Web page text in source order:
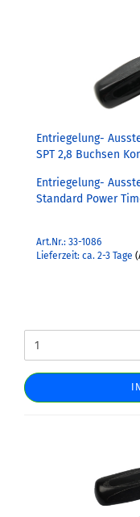
Entriegelung-
SPT 2,8 Buchsen
Entriegelung-
Standard Power
Art.Nr.: 33-1086
Lieferzeit: ca. 2-3 Tage